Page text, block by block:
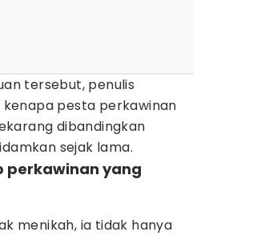
tersebut, penulis
pesta perkawinan
dibandingkan
sejak lama.
perkawinan yang
menikah, ia tidak hanya